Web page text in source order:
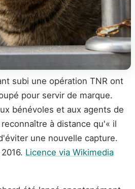
subi une opération TNR ont
pour servir de marque.
bénévoles et aux agents de
à distance qu'« il
une nouvelle capture.
Licence via Wikimedia